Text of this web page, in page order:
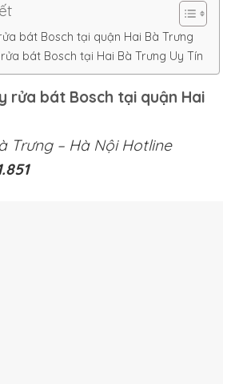
bát Bosch tại quận Hai Bà Trưng
bát Bosch tại Hai Bà Trưng Uy Tín
rửa bát Bosch tại quận Hai
Trưng – Hà Nội Hotline